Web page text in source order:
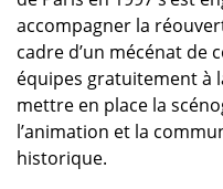
accompagner la
cadre d’un mécénat de
équipes gratuitement à
mettre en place la
l’animation et la
historique.